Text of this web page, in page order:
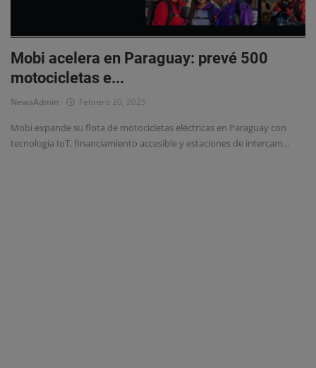
Mobi acelera en Paraguay: prevé 500
motocicletas e...
NewsAdmin Febrero 20, 2025
Mobi expande su flota de motocicletas eléctricas en Paraguay con
tecnología IoT, financiamiento accesible y estaciones de intercam...